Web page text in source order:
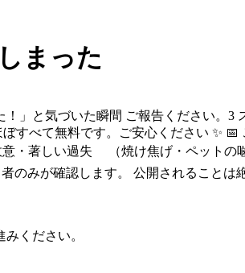
まった
」と気づいた瞬間 ご報告ください。
すべて無料です。ご安心ください ✨
・著しい過失 （焼け焦げ・ペットの
のみが確認します。 公開されることは
ください。